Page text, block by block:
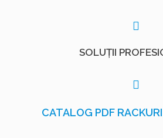
SOLUȚII
CATALOG PDF